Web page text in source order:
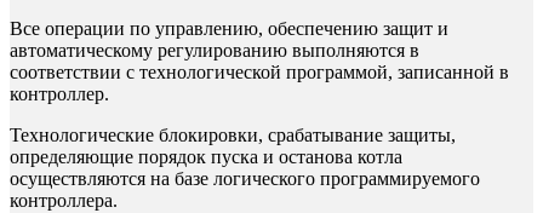
Все операции по управлению, обеспечению защит и
автоматическому регулированию выполняются в
соответствии с технологической программой, записанной в
контроллер.
Технологические блокировки, срабатывание защиты,
определяющие порядок пуска и останова котла
осуществляются на базе логического программируемого
контроллера.